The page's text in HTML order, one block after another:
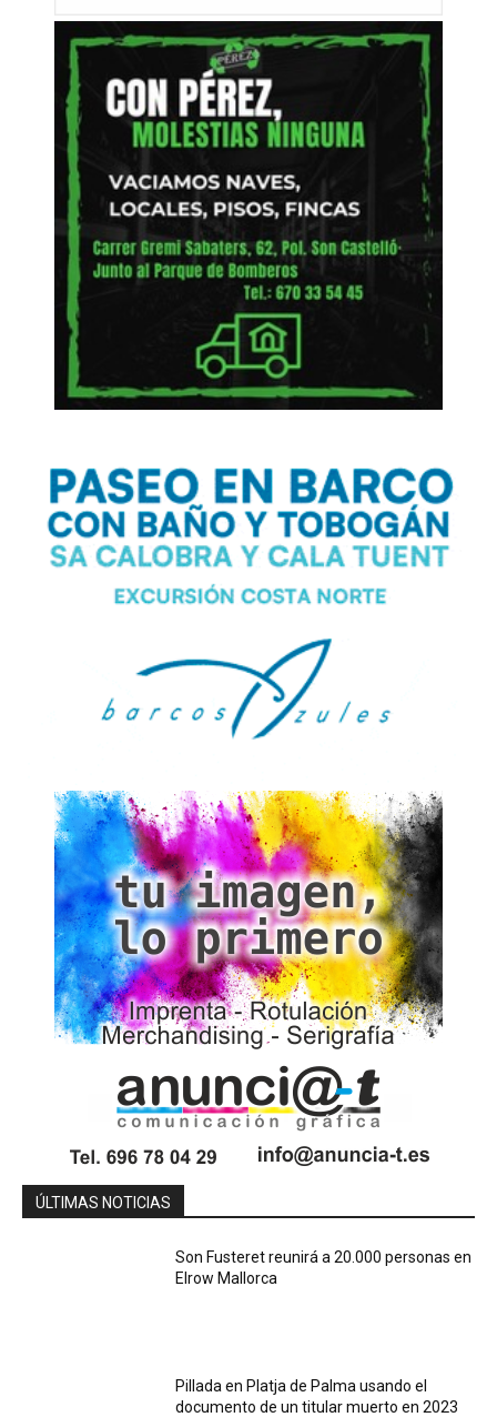
ÚLTIMAS NOTICIAS
Son Fusteret reunirá a 20.000 personas en
Elrow Mallorca
Pillada en Platja de Palma usando el
documento de un titular muerto en 2023